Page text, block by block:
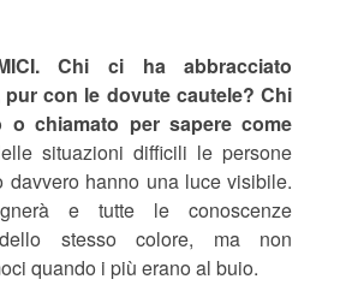
Chi ci ha abbracciato
pur con le dovute cautele? Chi
chiamato per sapere come
situazioni difficili le persone
davvero hanno una luce visibile.
e tutte le conoscenze
stesso colore, ma non
quando i più erano al buio.